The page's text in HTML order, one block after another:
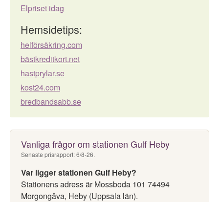
Elpriset idag
Hemsidetips:
helförsäkring.com
bästkreditkort.net
hastprylar.se
kost24.com
bredbandsabb.se
Vanliga frågor om stationen Gulf Heby
Senaste prisrapport: 6/8-26.
Var ligger stationen Gulf Heby?
Stationens adress är Mossboda 101 74494
Morgongåva, Heby (Uppsala län).